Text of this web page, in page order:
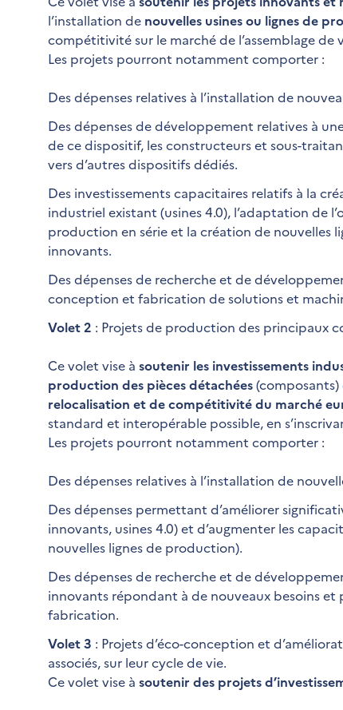
l’installation de nouvelles usines ou lignes de
compétitivité sur le marché de l’assemblage de
Les projets pourront notamment comporter :
Des dépenses relatives à l’installation de
Des dépenses de développement relatives à
de ce dispositif, les constructeurs et sous-
vers d’autres dispositifs dédiés.
Des investissements capacitaires relatifs à la
industriel existant (usines 4.0), l’adaptation de
production en série et la création de nouvelles
innovants.
Des dépenses de recherche et de
conception et fabrication de solutions et
Volet 2 : Projets de production des principaux
Ce volet vise à soutenir les investissements
production des pièces détachées(composants)
relocalisation et de compétitivité du marché
standard et interopérable possible, en
Les projets pourront notamment comporter :
Des dépenses relatives à l’installation de
Des dépenses permettant d’améliorer
innovants, usines 4.0) et d’augmenter les
nouvelles lignes de production).
Des dépenses de recherche et de
innovants répondant à de nouveaux besoins et
fabrication.
Volet 3 : Projets d’éco-conception et
associés, sur leur cycle de vie.
Ce volet vise à soutenir des projets